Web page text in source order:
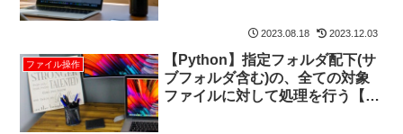
2023.08.18 2023.12.03
ファイル操作
【Python】指定フォルダ配下(サ
ブフォルダ含む)の、全ての対象
ファイルに対して処理を行う【再